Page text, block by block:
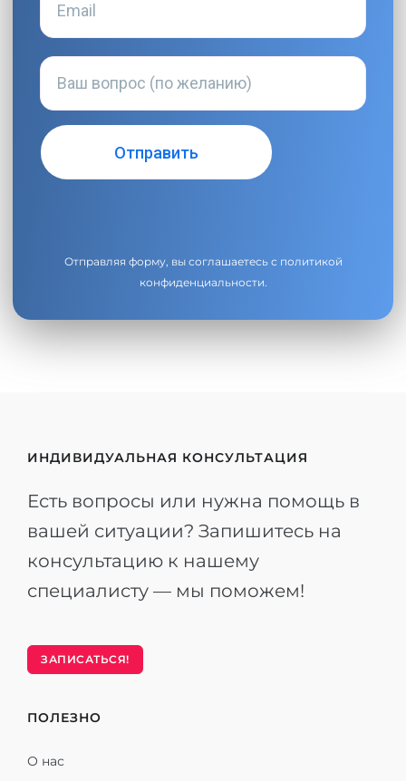
Отправляя форму, вы соглашаетесь с политикой
конфиденциальности.
ИНДИВИДУАЛЬНАЯ КОНСУЛЬТАЦИЯ
Есть вопросы или нужна помощь в
вашей ситуации? Запишитесь на
консультацию к нашему
специалисту — мы поможем!
ЗАПИСАТЬСЯ!
ПОЛЕЗНО
О нас